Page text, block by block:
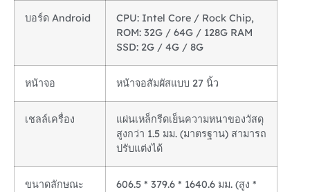
บอร์ด Android
CPU: Intel Core / Rock Chip,
ROM: 32G / 64G / 128G RAM
SSD: 2G / 4G / 8G
หน้าจอ หน้าจอสัมผัสแบบ 27 นิ้ว
เชลล์เครื่อง
แผ่นเหล็กรีดเย็นความหนาของวัสดุ
สูงกว่า 1.5 มม. (มาตรฐาน) สามารถ
ปรับแต่งได้
ขนาดลักษณะ
606.5 * 379.6 * 1640.6 มม. (สูง *